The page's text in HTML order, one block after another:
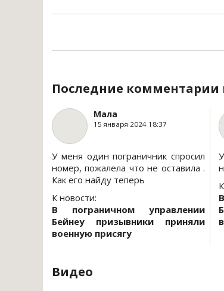
Последние комментарии
Мала
15 января 2024 18:37
У меня один пограничник спросил
номер, пожалела что не оставила .
Как его найду теперь
К новости:
В пограничном управлении
Бейнеу призывники приняли
военную присягу
Видео